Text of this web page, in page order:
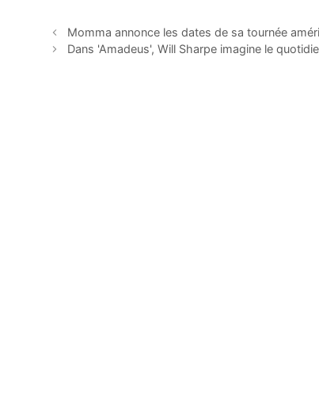
Momma annonce les dates de sa tournée
Dans 'Amadeus', Will Sharpe imagine le